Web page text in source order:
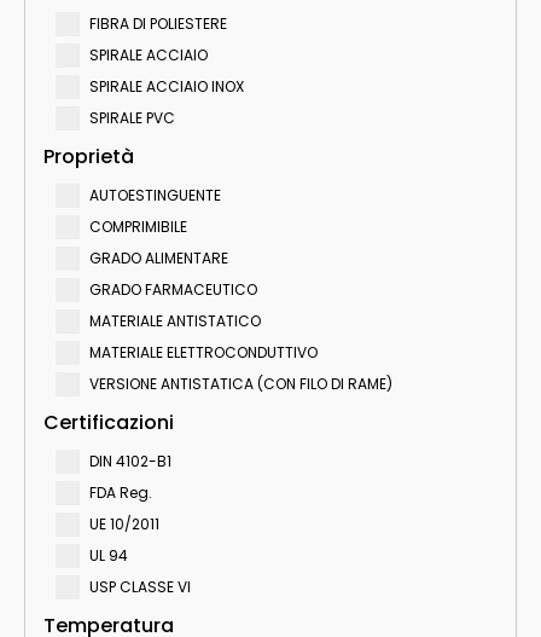
FIBRA DI POLIESTERE
SPIRALE ACCIAIO
SPIRALE ACCIAIO INOX
SPIRALE PVC
Proprietà
AUTOESTINGUENTE
COMPRIMIBILE
GRADO ALIMENTARE
GRADO FARMACEUTICO
MATERIALE ANTISTATICO
MATERIALE ELETTROCONDUTTIVO
VERSIONE ANTISTATICA (CON FILO DI RAME)
Certificazioni
DIN 4102-B1
FDA Reg.
UE 10/2011
UL 94
USP CLASSE VI
Temperatura